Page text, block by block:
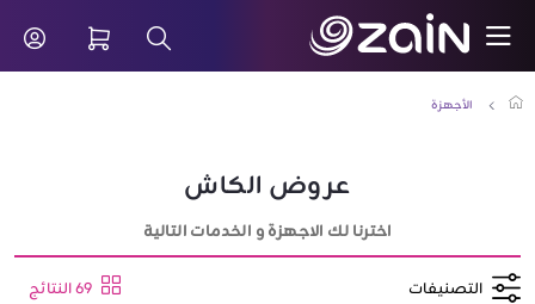
تخطي إلى المحتوى الرئيسي
شريط البحث
الأجهزة
عروض الكاش
اخترنا لك الاجهزة و الخدمات التالية
التصنيفات